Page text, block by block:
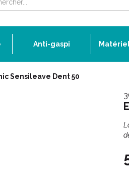
Anti-gaspi
Sensileave Dent 50